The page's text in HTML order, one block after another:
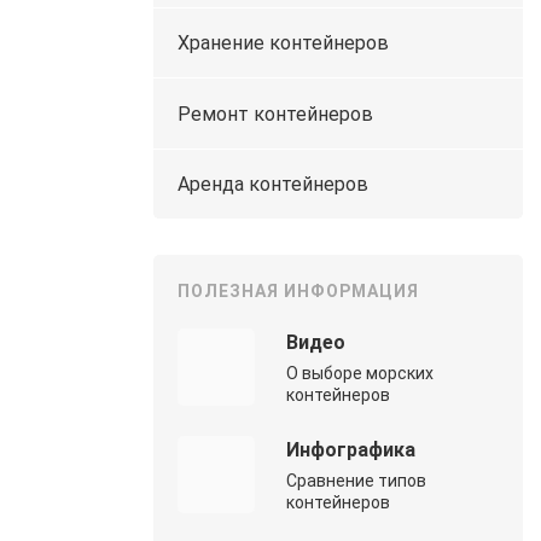
Хранение контейнеров
Ремонт контейнеров
Аренда контейнеров
ПОЛЕЗНАЯ ИНФОРМАЦИЯ
Видео
О выборе морских
контейнеров
Инфографика
Сравнение типов
контейнеров